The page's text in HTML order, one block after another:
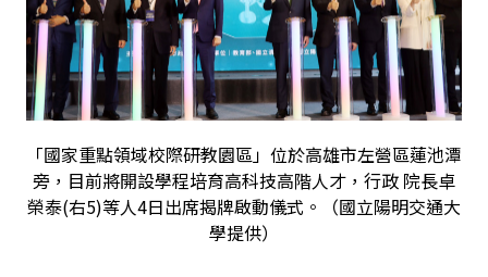
「國家重點領域校際研教園區」位於高雄市左營區蓮池潭
旁，目前將開設學程培育高科技高階人才，行政 院長卓
榮泰(右5)等人4日出席揭牌啟動儀式。（國立陽明交通大
學提供）